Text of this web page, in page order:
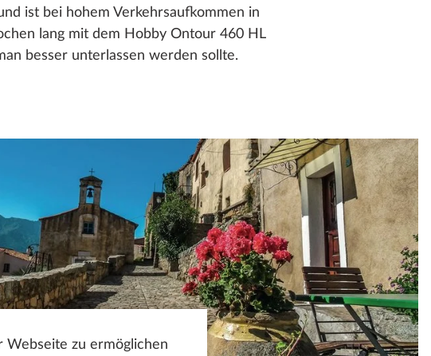
Webseite zu ermöglichen
ist bei hohem Verkehrsaufkommen in
lang mit dem Hobby Ontour 460 HL
besser unterlassen werden sollte.